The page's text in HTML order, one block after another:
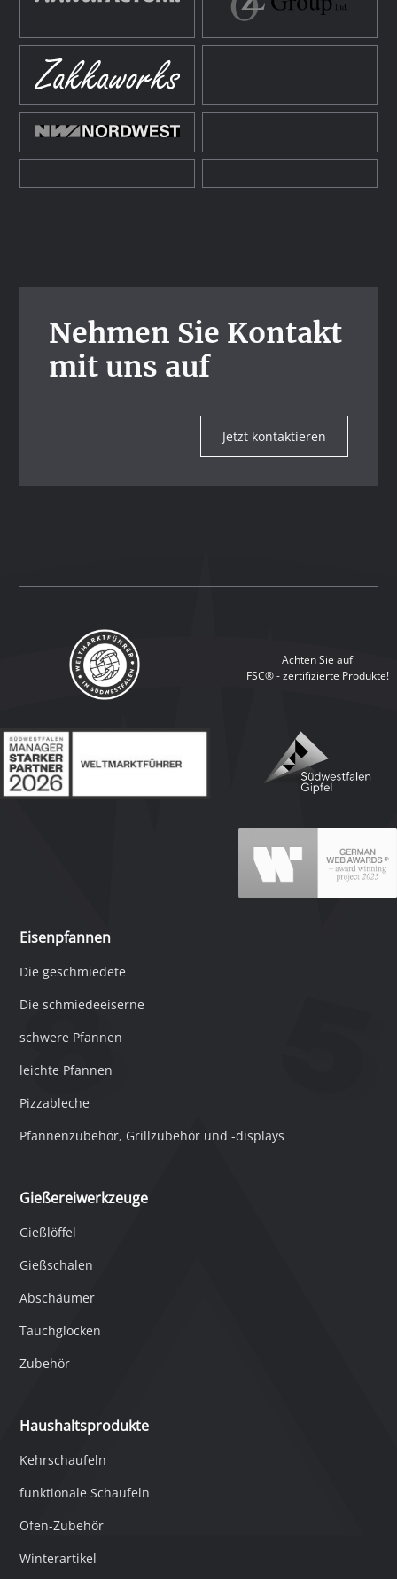
Nehmen Sie Kontakt
mit uns auf
Jetzt kontaktieren
Achten Sie auf
FSC® - zertifizierte Produkte!
Eisenpfannen
Die geschmiedete
Die schmiedeeiserne
schwere Pfannen
leichte Pfannen
Pizzableche
Pfannenzubehör, Grillzubehör und -displays
Gießereiwerkzeuge
Gießlöffel
Gießschalen
Abschäumer
Tauchglocken
Zubehör
Haushaltsprodukte
Kehrschaufeln
funktionale Schaufeln
Ofen-Zubehör
Winterartikel